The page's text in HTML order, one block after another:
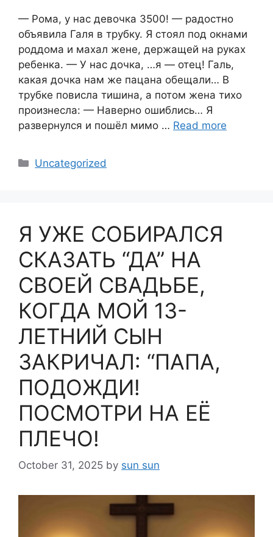
— Рома, у нас девочка 3500! — радостно
объявила Галя в трубку. Я стоял под окнами
роддома и махал жене, держащей на руках
ребенка. — У нас дочка, …я — отец! Галь,
какая дочка нам же пацана обещали… В
трубке повисла тишина, а потом жена тихо
произнесла: — Наверно ошиблись… Я
развернулся и пошёл мимо … Read more
Categories
Uncategorized
Я УЖЕ СОБИРАЛСЯ
СКАЗАТЬ “ДА” НА
СВОЕЙ СВАДЬБЕ,
КОГДА МОЙ 13-
ЛЕТНИЙ СЫН
ЗАКРИЧАЛ: “ПАПА,
ПОДОЖДИ!
ПОСМОТРИ НА ЕЁ
ПЛЕЧО!
October 31, 2025 by sun sun